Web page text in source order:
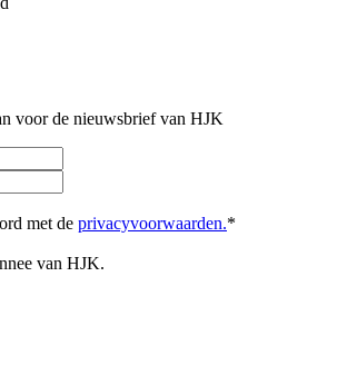
voor de nieuwsbrief van HJK
met de privacyvoorwaarden.*
van HJK.